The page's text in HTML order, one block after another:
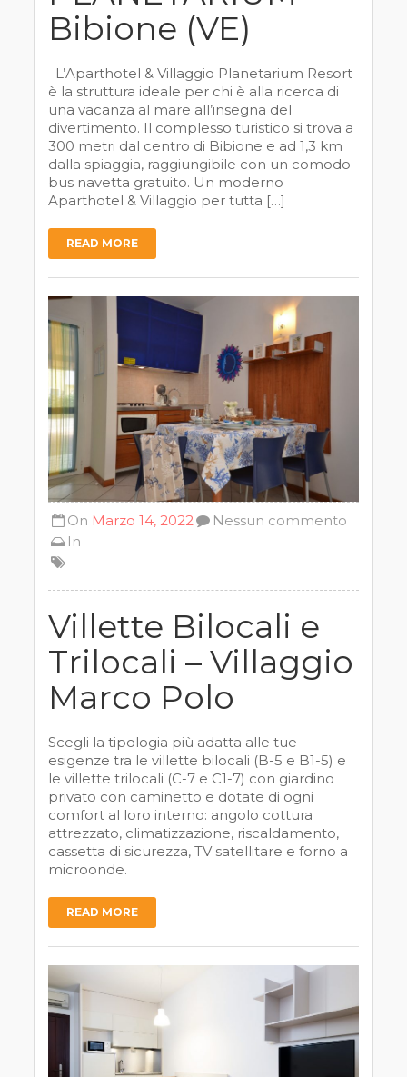
Bibione (VE)
L’Aparthotel & Villaggio Planetarium Resort
è la struttura ideale per chi è alla ricerca di
una vacanza al mare all’insegna del
divertimento. Il complesso turistico si trova a
300 metri dal centro di Bibione e ad 1,3 km
dalla spiaggia, raggiungibile con un comodo
bus navetta gratuito. Un moderno
Aparthotel & Villaggio per tutta […]
READ MORE
On Marzo 14, 2022
In
Nessun commento
Villette Bilocali e
Trilocali – Villaggio
Marco Polo
Scegli la tipologia più adatta alle tue
esigenze tra le villette bilocali (B-5 e B1-5) e
le villette trilocali (C-7 e C1-7) con giardino
privato con caminetto e dotate di ogni
comfort al loro interno: angolo cottura
attrezzato, climatizzazione, riscaldamento,
cassetta di sicurezza, TV satellitare e forno a
microonde.
READ MORE